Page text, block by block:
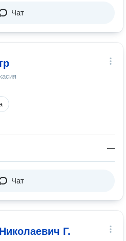
Чат
—
Чат
Г.